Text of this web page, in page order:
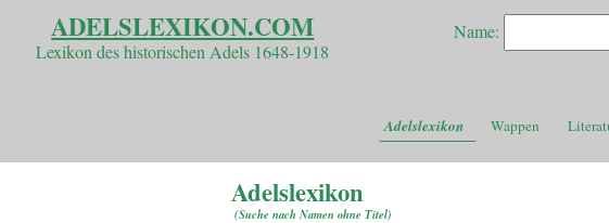
ADELSLEXIKON.COM
Lexikon des historischen Adels 1648-1918
Name:
Adelslexikon Wappen
Adelslexikon
(Suche nach Namen ohne Titel)